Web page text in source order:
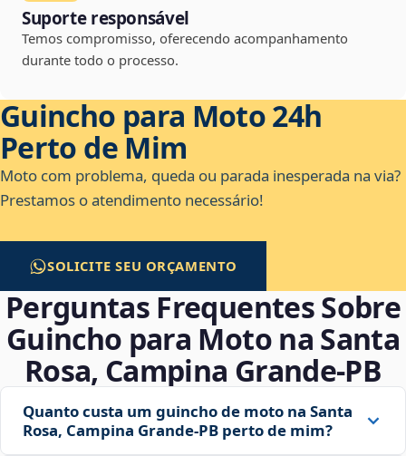
Suporte responsável
Temos compromisso, oferecendo acompanhamento
durante todo o processo.
Guincho para Moto 24h
Perto de Mim
Moto com problema, queda ou parada inesperada na via?
Prestamos o atendimento necessário!
SOLICITE SEU ORÇAMENTO
Perguntas Frequentes Sobre
Guincho para Moto na Santa
Rosa, Campina Grande‑PB
Quanto custa um guincho de moto na Santa
Rosa, Campina Grande‑PB perto de mim?